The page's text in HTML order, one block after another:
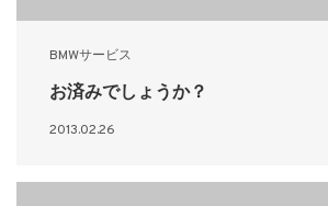
BMWサービス
お済みでしょうか？
2013.02.26